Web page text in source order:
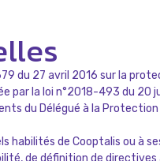
27 avril 2016 sur la
par la loi n°2018-493 du 20
du Délégué à la
habilités de Cooptalis ou à
de définition de